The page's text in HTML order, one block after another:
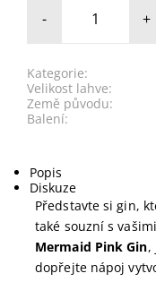
- +
Kategorie:
Velikost lahve:
Země původu:
Balení:
Popis
Diskuze
Představte si gin,
také souzní s
Mermaid Pink Gin,
dopřejte nápoj